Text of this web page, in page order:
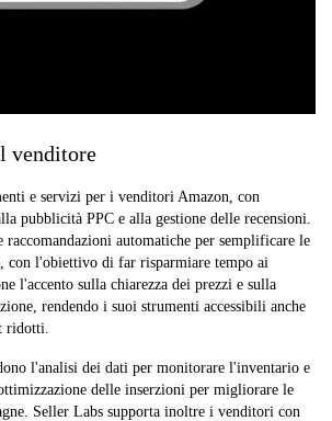
venditore
e servizi per i venditori Amazon, con
pubblicità PPC e alla gestione delle recensioni.
automatiche per semplificare le
con l'obiettivo di far risparmiare tempo ai
l'accento sulla chiarezza dei prezzi e sulla
rendendo i suoi strumenti accessibili anche
ridotti.
l'analisi dei dati per monitorare l'inventario e
delle inserzioni per migliorare le
Seller Labs supporta inoltre i venditori con